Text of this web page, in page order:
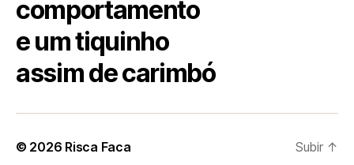
comportamento
e um tiquinho
assim de carimbó
© 2026 Risca Faca Subir ↑